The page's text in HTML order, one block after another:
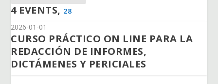
4 EVENTS, 28
2026-01-01
CURSO PRÁCTICO ON LINE PARA LA
REDACCIÓN DE INFORMES,
DICTÁMENES Y PERICIALES